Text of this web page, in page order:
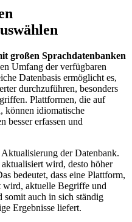
großen Sprachdatenbanken
Umfang der verfügbaren
Datenbasis ermöglicht es,
durchzuführen, besonders
Plattformen, die auf
können idiomatische
besser erfassen und
der Datenbank.
wird, desto höher
bedeutet, dass eine Plattform,
wird, aktuelle Begriffe und
somit auch in sich ständig
Ergebnisse liefert.